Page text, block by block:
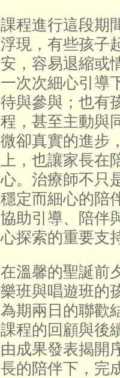
課程進行這段期
浮現，有些孩子
安，容易退縮或
一次次細心引導
待與參與；也有
程，甚至主動與
微卻真實的進步
上，也讓家長在
心。治療師不只
穩定而細心的陪
協助引導、陪伴
心探索的重要支
在溫馨的聖誕前
樂班與唱遊班的
為期兩日的聯歡
課程的回顧與後
由成果發表揭開
長的陪伴下，完